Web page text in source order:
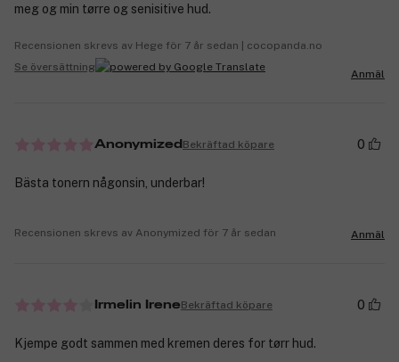
meg og min tørre og senisitive hud.
Recensionen skrevs av Hege för 7 år sedan | cocopanda.no
Se översättning
Anmäl
Anonymized Bekräftad köpare 0
Bästa tonern någonsin, underbar!
Recensionen skrevs av Anonymized för 7 år sedan Anmäl
Irmelin IreneBekräftad köpare 0
Kjempe godt sammen med kremen deres for tørr hud.